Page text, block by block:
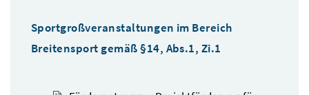
Sportgroßveranstaltungen im Bereich
Breitensport gemäß §14, Abs.1, Zi.1